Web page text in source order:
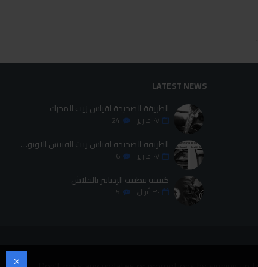
LATEST NEWS
الطريقة الصحيحة لقياس زيت المحرك
٠٧ فبراير 24
الطريقة الصحيحة لقياس زيت الفتيس الاوتوماتيك
٠٧ فبراير 6
كيفية تنظيف الردياتير بالفلاش
٣٠ أبريل 5